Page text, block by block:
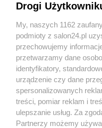
Sport
Społeczeństwo
Kultura
X Facebook
Drogi
My, naszych 1162
podmioty z salon24.pl
przechowujemy
przetwarzamy dane
identyfikatory,
urządzenie czy dane
spersonalizowanych
treści, pomiar reklam i
ulepszanie usług. Za
Partnerzy możemy